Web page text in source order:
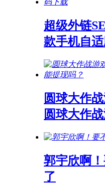
超级外链
款手机自
圆球大作
圆球大作
郭宇欣啊
了